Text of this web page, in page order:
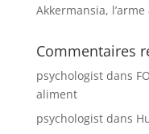
Akkermansia,
Commentaires
psychologistdans
aliment
psychologistdans